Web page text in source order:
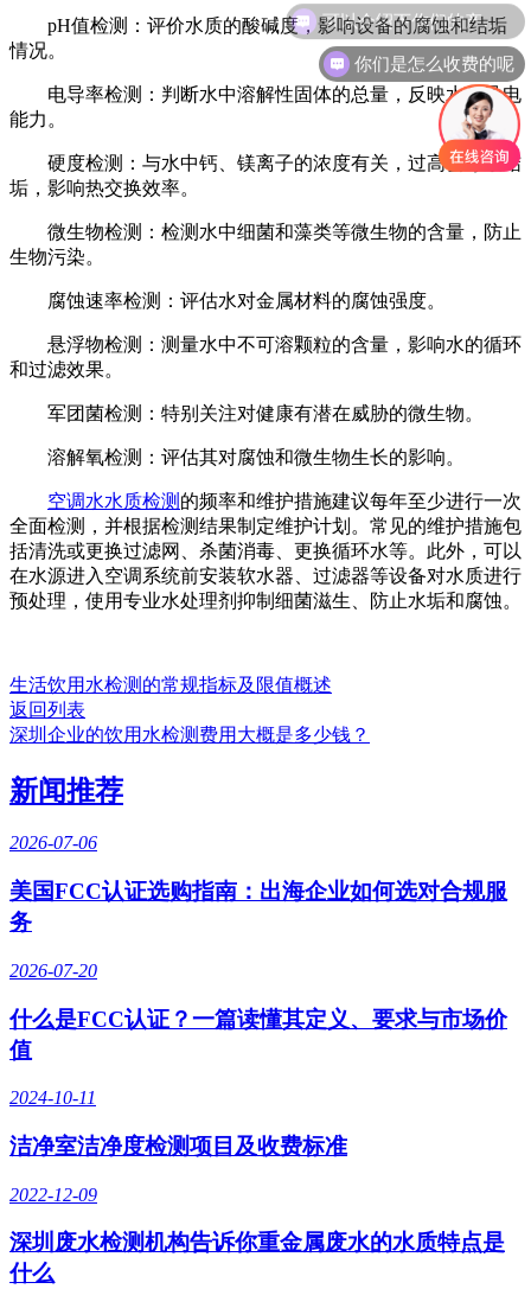
‌pH值检测‌：评价水质的酸碱度，影响设备的腐蚀和结垢
情况‌。
‌电导率检测‌：判断水中溶解性固体的总量，反映水的导电
能力‌。
‌硬度检测‌：与水中钙、镁离子的浓度有关，过高会导致结
垢，影响热交换效率‌。
‌微生物检测‌：检测水中细菌和藻类等微生物的含量，防止
生物污染‌。
‌腐蚀速率检测‌：评估水对金属材料的腐蚀强度‌。
‌悬浮物检测‌：测量水中不可溶颗粒的含量，影响水的循环
和过滤效果‌。
‌军团菌检测‌：特别关注对健康有潜在威胁的微生物‌。
‌溶解氧检测‌：评估其对腐蚀和微生物生长的影响‌。
空调水水质检测 的频率和维护措施‌建议每年至少进行一次
全面检测，并根据检测结果制定维护计划。常见的维护措施包
括清洗或更换过滤网、杀菌消毒、更换循环水等‌。此外，可以
在水源进入空调系统前安装软水器、过滤器等设备对水质进行
预处理，使用专业水处理剂抑制细菌滋生、防止水垢和腐蚀‌。
生活饮用水检测的常规指标及限值概述
返回列表
深圳企业的饮用水检测费用大概是多少钱？
新闻推荐
2026-07-06
美国FCC认证选购指南：出海企业如何选对合规服
务
2026-07-20
什么是FCC认证？一篇读懂其定义、要求与市场价
值
2024-10-11
洁净室洁净度检测项目及收费标准
2022-12-09
深圳废水检测机构告诉你重金属废水的水质特点是
什么
可以介绍下你们的产品么
你们是怎么收费的呢